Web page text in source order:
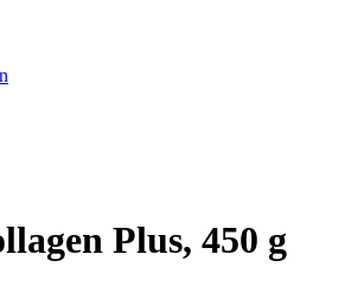
Plus, 450 g